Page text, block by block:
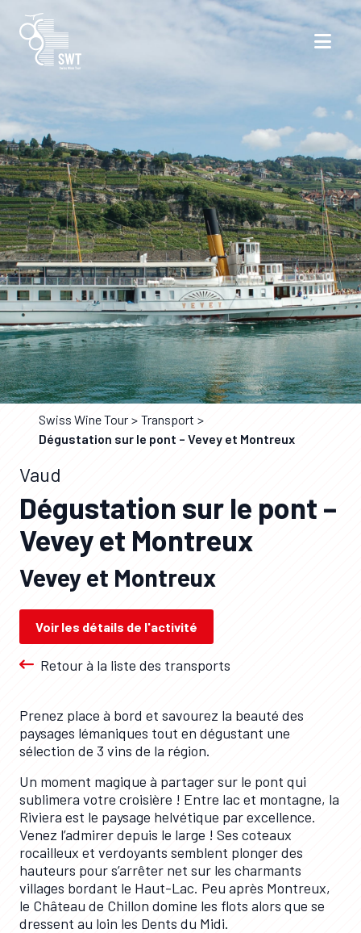
Swiss Wine Tour
Transport
Dégustation sur le pont – Vevey et Montreux
Vaud
Dégustation sur le pont –
Vevey et Montreux
Vevey et Montreux
Voir les détails de l'activité
Retour à la liste des transports
Prenez place à bord et savourez la beauté des
paysages lémaniques tout en dégustant une
sélection de 3 vins de la région.
Un moment magique à partager sur le pont qui
sublimera votre croisière ! Entre lac et montagne, la
Riviera est le paysage helvétique par excellence.
Venez l’admirer depuis le large ! Ses coteaux
rocailleux et verdoyants semblent plonger des
hauteurs pour s’arrêter net sur les charmants
villages bordant le Haut-Lac. Peu après Montreux,
le Château de Chillon domine les flots alors que se
dressent au loin les Dents du Midi.